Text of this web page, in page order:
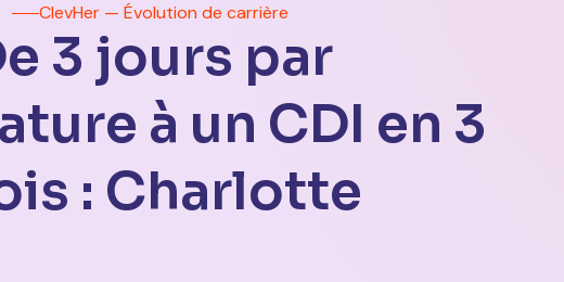
ClevHer — Évolution de carrière
3 jours par
à un CDI en 3
: Charlotte